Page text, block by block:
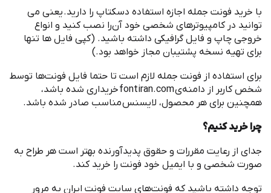
با خرید ‌فونت جمله اجازه استفاده دسکتاپ را دارید.یعنی می
توانید در کامپیوترهای شخصی خود آنرا نصب کنید و انواع
خروجی چاپ و فایل گرافیکی داشته باشید. (کپی فایل ها تنها
برای تهیه نسخه پشتیبان مجاز خواهد بود.)
برای استفاده از ‌فونت جمله لازم است تا حتما فایل فونتها توسط
شخص کاربر از دامنهیfontiran.comخریداری شده باشد،
همچنین برای هر محصول، لایسنس مناسب صادر شده باشد.
چرا خرید کنیم؟
جدای از رعایت مقررات و حقوق پدیدآورنده بهتر است هر طراح به
صورت شخصی و با ایمیل خود فونت را خرید کند.
توجه داشته باشید که فونتهای سایت فونت ایران به مرور